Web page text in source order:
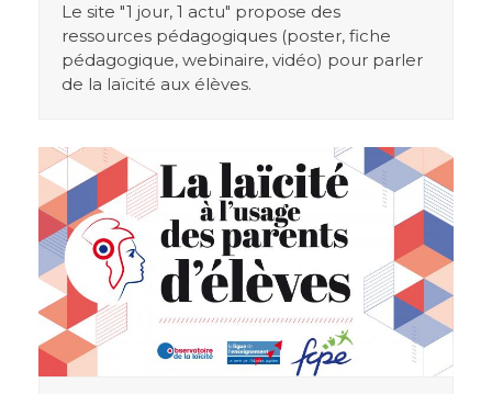
Le site "1 jour, 1 actu" propose des
ressources pédagogiques (poster, fiche
pédagogique, webinaire, vidéo) pour parler
de la laïcité aux élèves.